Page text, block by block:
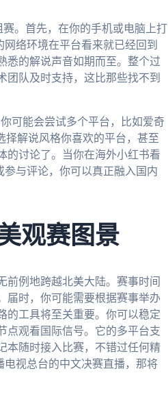
。首先，在你的手机或电脑上打
络环境在平台看来就已经回到
悉的解说声音如期而至。整个过
团队及时支持，这比那些找不到
可能会尝试多个平台，比如爱奇
择解说风格你喜欢的平台，甚至
的讨论了。当你在海外小红书看
与评论，你可以真正融入国内
观赛图景
前例地跨越北美大陆。赛事时间
届时，你可能需要根据赛事举办
的工具将至关重要。你可以稳定
点观看国际信号。它的多平台支
本随时接入比赛，不错过任何精
电视总台的中文决赛直播，那将